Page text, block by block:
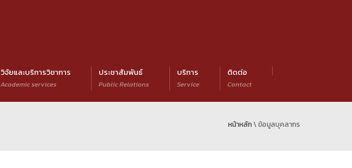
วิจัยและบริการวิชาการ
Academic services
ประชาสัมพันธ์
Public Relations
บริการ
Service
ติดต่อ
Contact
หน้าหลัก\ ข้อมูลบุคลากร